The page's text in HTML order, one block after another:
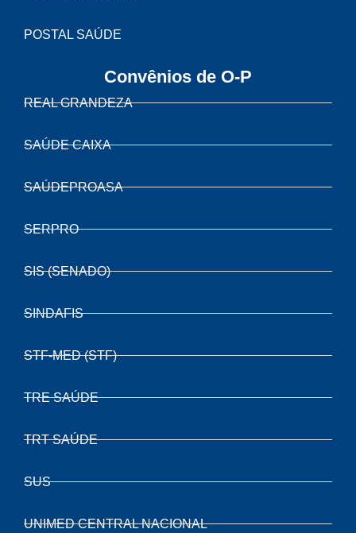
POSTAL SAÚDE
Convênios de O-P
REAL GRANDEZA
SAÚDE CAIXA
SAÚDEPROASA
SERPRO
SIS (SENADO)
SINDAFIS
STF-MED (STF)
TRE SAÚDE
TRT SAÚDE
SUS
UNIMED CENTRAL NACIONAL